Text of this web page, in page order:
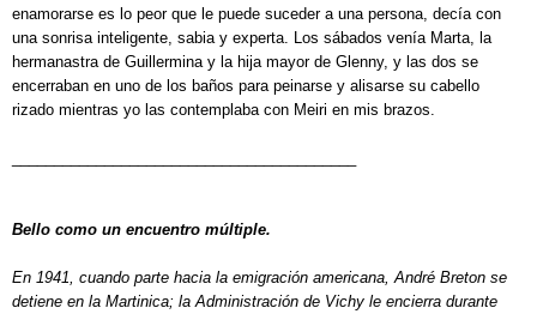
enamorarse es lo peor que le puede suceder a una persona, decía con
una sonrisa inteligente, sabia y experta. Los sábados venía Marta, la
hermanastra de Guillermina y la hija mayor de Glenny, y las dos se
encerraban en uno de los baños para peinarse y alisarse su cabello
rizado mientras yo las contemplaba con Meiri en mis brazos.
Bello como un encuentro múltiple.
En 1941, cuando parte hacia la emigración americana, André Breton se
detiene en la Martinica; la Administración de Vichy le encierra durante